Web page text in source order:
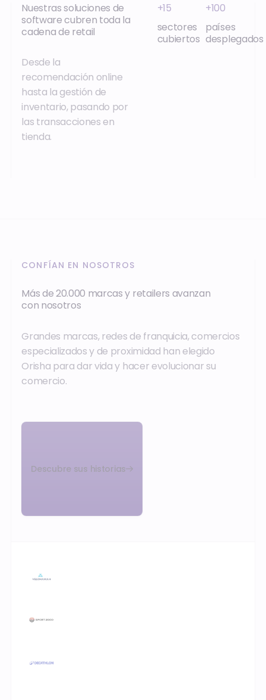
Nuestras soluciones de
software cubren toda la
cadena de retail
Desde la
recomendación online
hasta la gestión de
inventario, pasando por
las transacciones en
tienda.
+15
sectores
cubiertos
+100
países
desplegados
CONFÍAN EN NOSOTROS
Más de 20.000 marcas y retailers avanzan
con nosotros
Grandes marcas, redes de franquicia, comercios
especializados y de proximidad han elegido
Orisha para dar vida y hacer evolucionar su
comercio.
Descubre sus historias